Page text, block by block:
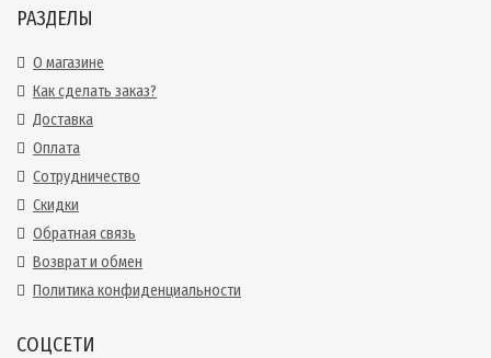
РАЗДЕЛЫ
О магазине
Как сделать заказ?
Доставка
Оплата
Сотрудничество
Скидки
Обратная связь
Возврат и обмен
Политика конфиденциальности
СОЦСЕТИ